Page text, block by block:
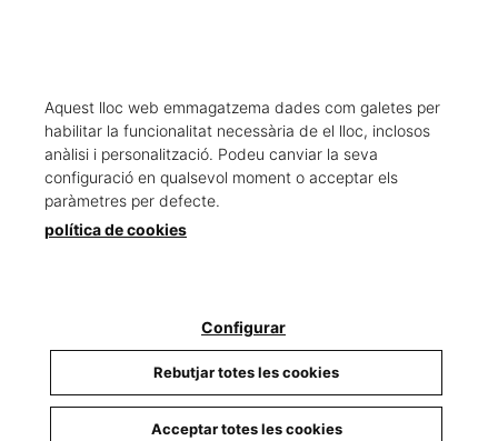
Aquest lloc web emmagatzema dades com galetes per
habilitar la funcionalitat necessària de el lloc, inclosos
anàlisi i personalització. Podeu canviar la seva
configuració en qualsevol moment o acceptar els
paràmetres per defecte.
política de cookies
Configurar
Rebutjar totes les cookies
Acceptar totes les cookies